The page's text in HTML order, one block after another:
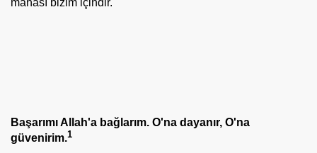
manası bizim içindir.
Başarımı Allah'a bağlarım. O'na dayanır, O'na
güvenirim.1